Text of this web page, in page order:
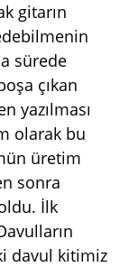
gitarın
sürede
çıkan
yazılması
olarak bu
üretim
sonra
İlk
davul kitimiz